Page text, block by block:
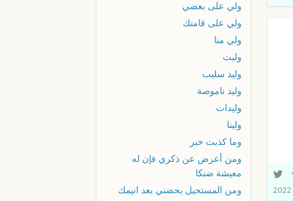
ولي على بعضي
ولي على قامتك
ولي منا
وليت
وليد سليب
وليد ناموصة
وليدات
ولينا
وما كذبت خبر
ومن أعرض عن ذكري فإن له
معيشة ضنكا
ومن المستحيل بحضني بعد انيمك